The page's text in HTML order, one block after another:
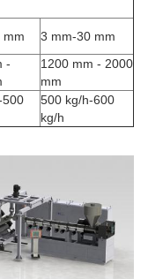
mm
3 mm-30 mm
-
1200 mm - 2000
mm
500
500 kg/h-600
kg/h